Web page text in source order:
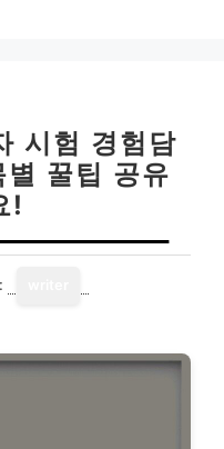
시험 경험담
꿀팁 공유
!